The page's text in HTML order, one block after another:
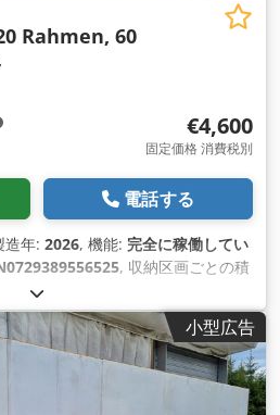
Rahmen, 60
€4,600
固定価格 消費税別
電話する
造年: 2026, 機能: 完全に稼働してい
, 収納区画ごとの積
ム）
ランス:2,700 mm, 棚の高さ:
レットスペース:135 ユーロパレッ
, フレーム幅:1,100 mm, トラス1
, 棚の長さ:
小型広告